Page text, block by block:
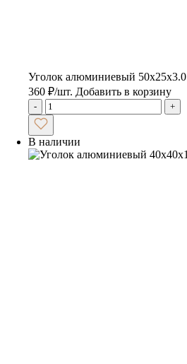
Уголок алюминиевый 50х25х3.0
360 ₽/шт. Добавить в корзину
- +
В наличии